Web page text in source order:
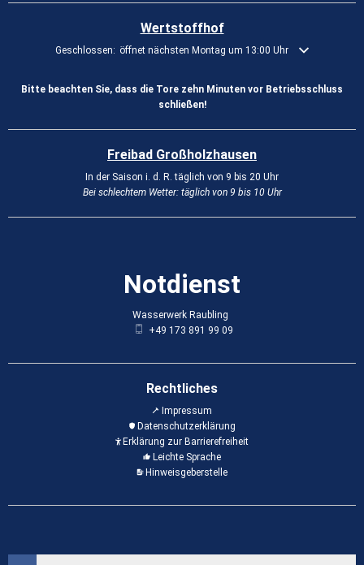
Wertstoffhof
Klicken, um weitere Öffnungs- oder Schließzeiten auszublenden
Geschlossen: öffnet nächsten Montag um 13:00 Uhr
Bitte beachten Sie, dass die Tore zehn Minuten vor Betriebsschluss
schließen!
Freibad Großholzhausen
In der Saison i. d. R. täglich von 9 bis 20 Uhr
Bei schlechtem Wetter: täglich von 9 bis 10 Uhr
Notdienst
Wasserwerk Raubling
+49 173 891 99 09
Rechtliches
Impressum
Datenschutzerklärung
Erklärung zur Barrierefreiheit
Leichte Sprache
Hinweisgeberstelle